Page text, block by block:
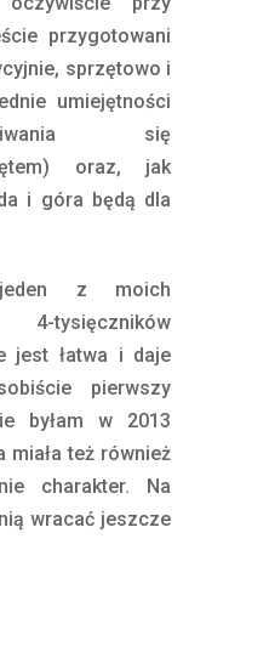
przygotowani
sprzętowo i
umiejętności
się
oraz, jak
i góra będą dla
z moich
tysięczników
jest łatwa i daje
pierwszy
byłam w 2013
miała też również
charakter. Na
wracać jeszcze